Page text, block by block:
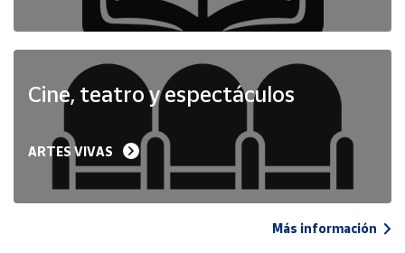
Cine, teatro y espectáculos
ARTES VIVAS
Más información